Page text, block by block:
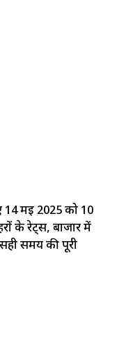
मई 2025 को 10
के रेट्स, बाजार में
समय की पूरी